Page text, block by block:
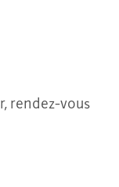
rendez-vous